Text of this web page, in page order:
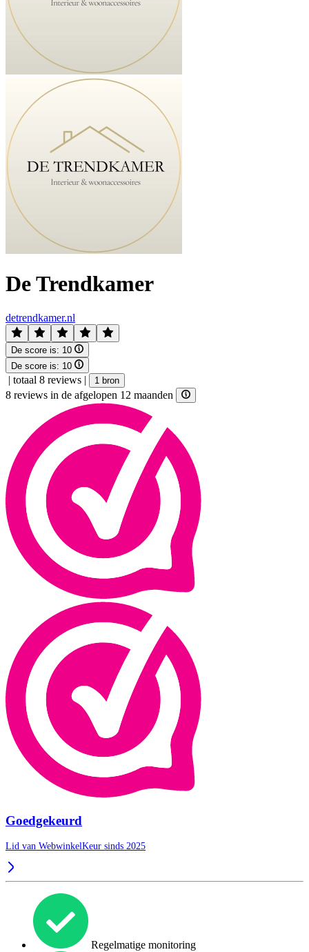
De Trendkamer
detrendkamer.nl
De score is: 10
De score is: 10
| totaal 8 reviews | 1 bron
8 reviews in de afgelopen 12 maanden
Goedgekeurd
Lid van WebwinkelKeur sinds 2025
Regelmatige monitoring